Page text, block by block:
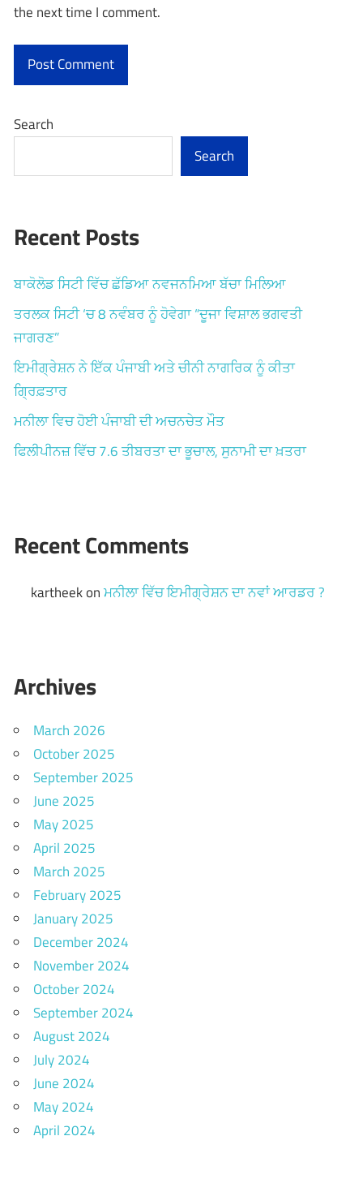
the next time I comment.
Search
Search
Recent Posts
ਬਾਕੋਲੋਡ ਸਿਟੀ ਵਿੱਚ ਛੱਡਿਆ ਨਵਜਨਮਿਆ ਬੱਚਾ ਮਿਲਿਆ
ਤਰਲਕ ਸਿਟੀ ‘ਚ 8 ਨਵੰਬਰ ਨੂੰ ਹੋਵੇਗਾ “ਦੂਜਾ ਵਿਸ਼ਾਲ ਭਗਵਤੀ
ਜਾਗਰਣ”
ਇਮੀਗ੍ਰੇਸ਼ਨ ਨੇ ਇੱਕ ਪੰਜਾਬੀ ਅਤੇ ਚੀਨੀ ਨਾਗਰਿਕ ਨੂੰ ਕੀਤਾ
ਗ੍ਰਿਫ਼ਤਾਰ
ਮਨੀਲਾ ਵਿਚ ਹੋਈ ਪੰਜਾਬੀ ਦੀ ਅਚਨਚੇਤ ਮੌਤ
ਫਿਲੀਪੀਨਜ਼ ਵਿੱਚ 7.6 ਤੀਬਰਤਾ ਦਾ ਭੂਚਾਲ, ਸੁਨਾਮੀ ਦਾ ਖ਼ਤਰਾ
Recent Comments
kartheekonਮਨੀਲਾ ਵਿੱਚ ਇਮੀਗ੍ਰੇਸ਼ਨ ਦਾ ਨਵਾਂ ਆਰਡਰ ?
Archives
March 2026
October 2025
September 2025
June 2025
May 2025
April 2025
March 2025
February 2025
January 2025
December 2024
November 2024
October 2024
September 2024
August 2024
July 2024
June 2024
May 2024
April 2024